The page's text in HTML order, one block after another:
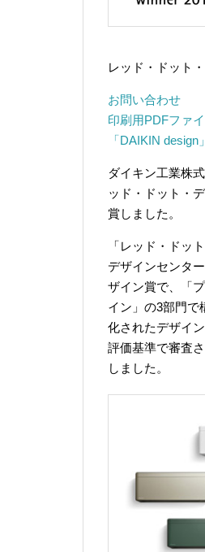
レッド・ドット
お問い合わせ
印刷用PDFファ
「DAIKIN
ダイキン工業株
ッド・ドット・
賞しました。
「レッド・ドッ
デザインセンタ
ザイン賞で、「
イン」の3部門で
化されたデザイ
評価基準で審査
しました。